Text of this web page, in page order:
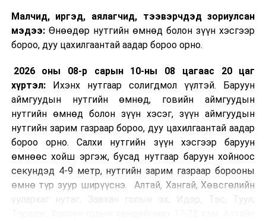
Малчид, иргэд, аялагчид, тээвэрчдэд зориулсан
мэдээ:Өнөөдөр нутгийн өмнөд болон зүүн хэсгээр
бороо, дуу цахилгаантай аадар бороо орно.
2026 оны 08-р сарын 10-ны 08 цагаас 20 цаг
хүртэл:Ихэнх нутгаар солигдмол үүлтэй. Баруун
аймгуудын нутгийн өмнөд, говийн аймгуудын
нутгийн өмнөд болон зүүн хэсэг, зүүн аймгуудын
нутгийн зарим газраар бороо, дуу цахилгаантай аадар
бороо орно. Салхи нутгийн зүүн хэсгээр баруун
өмнөөс хойш эргэж, бусад нутгаар баруун хойноос
секундэд 4-9 метр, нутгийн зарим газраар борооны
өмнө түр зуур ширүүснэ. Алтай, Хангай, Хөвсгөлийн
уулархаг нутаг, Завхан голын эх, Идэр, Тэс, Туул,